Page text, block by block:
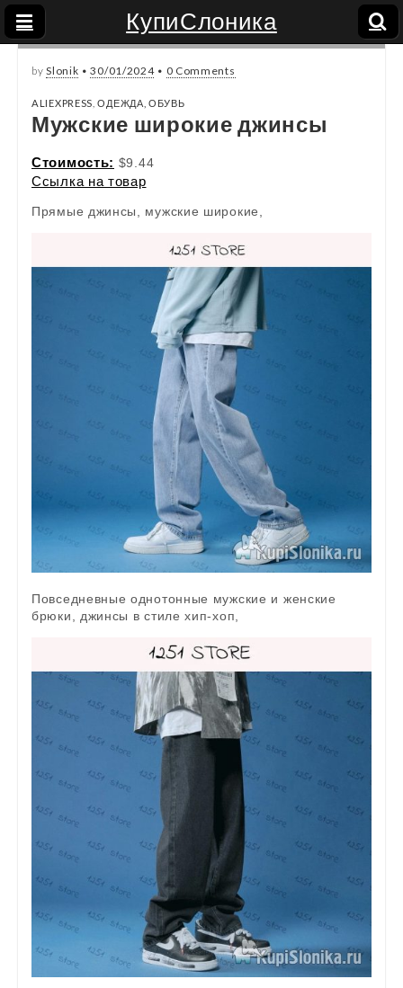
КупиСлоника
bySlonik •30/01/2024• 0 Comments
ALIEXPRESS ,ОДЕЖДА, ОБУВЬ
Мужские широкие джинсы
Стоимость: $9.44
Ссылка на товар
Прямые джинсы, мужские широкие,
Повседневные однотонные мужские и женские
брюки, джинсы в стиле хип-хоп,